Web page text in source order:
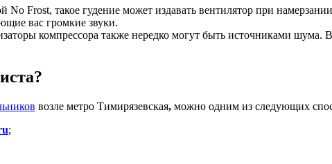
Frost, такое гудение может издавать вентилятор при
вас громкие звуки.
компрессора также нередко могут быть источниками
возле метро Тимирязевская, можно одним из следующих
;